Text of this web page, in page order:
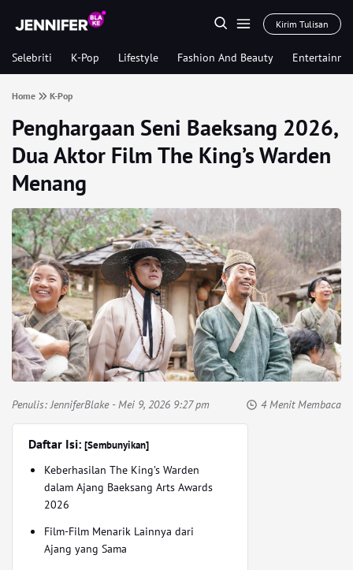
Kirim Tulisan
Selebriti K-Pop Lifestyle Fashion And Beauty
Home K-Pop
Penghargaan Seni Baeksang 2026,
Dua Aktor Film The King’s Warden
Menang
Penulis:JenniferBlake- Mei 9, 2026 9:27 pm 4 Menit Membaca
Daftar Isi: [Sembunyikan]
Keberhasilan The King’s Warden
dalam Ajang Baeksang Arts Awards
2026
Film-Film Menarik Lainnya dari
Ajang yang Sama